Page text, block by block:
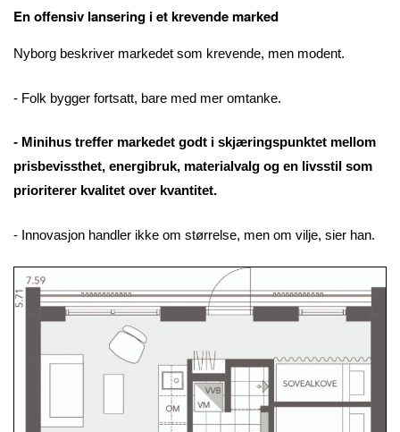
En offensiv lansering i et krevende marked
Nyborg beskriver markedet som krevende, men modent.
- Folk bygger fortsatt, bare med mer omtanke.
- Minihus treffer markedet godt i skjæringspunktet mellom
prisbevissthet, energibruk, materialvalg og en livsstil som
prioriterer kvalitet over kvantitet.
- Innovasjon handler ikke om størrelse, men om vilje, sier han.